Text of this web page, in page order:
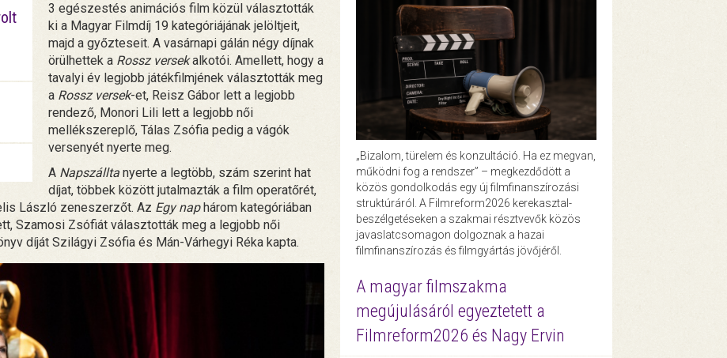
3 egészestés animációs film közül választották
ki a Magyar Filmdíj 19 kategóriájának jelöltjeit,
majd a győzteseit. A vasárnapi gálán négy díjnak
örülhettek a Rossz versekalkotói. Amellett, hogy a
tavalyi év legjobb játékfilmjének választották meg
a Rossz versek-et, Reisz Gábor lett a legjobb
rendező, Monori Lili lett a legjobb női
mellékszereplő, Tálas Zsófia pedig a vágók
versenyét nyerte meg.
A Napszállta nyerte a legtöbb, szám szerint hat
díjat, többek között jutalmazták a film operatőrét,
László zeneszerzőt. Az Egy naphárom kategóriában
Szamosi Zsófiát választották meg a legjobb női
díját Szilágyi Zsófia és Mán-Várhegyi Réka kapta.
„Bizalom, türelem és konzultáció. Ha ez megvan,
működni fog a rendszer” – megkezdődött a
közös gondolkodás egy új filmfinanszírozási
struktúráról. A Filmreform2026 kerekasztal-
beszélgetéseken a szakmai résztvevők közös
javaslatcsomagon dolgoznak a hazai
filmfinanszírozás és filmgyártás jövőjéről.
A magyar filmszakma
megújulásáról egyeztetett a
Filmreform2026 és Nagy Ervin